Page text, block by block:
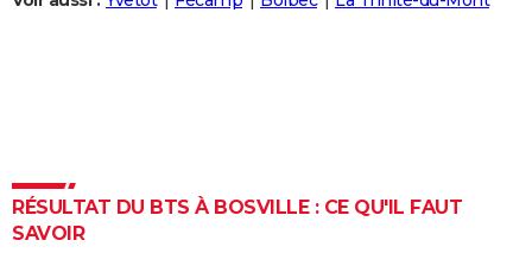
Carte de Noël
Carte Bonne année
Carte Saint-Valentin
Carte Pâques
Carte d'anniversaire
RÉSULTAT DU BTS À BOSVILLE : CE QU'IL FAUT
SAVOIR